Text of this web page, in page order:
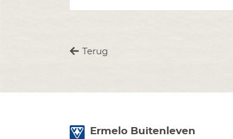
Terug
Ermelo Buitenleven